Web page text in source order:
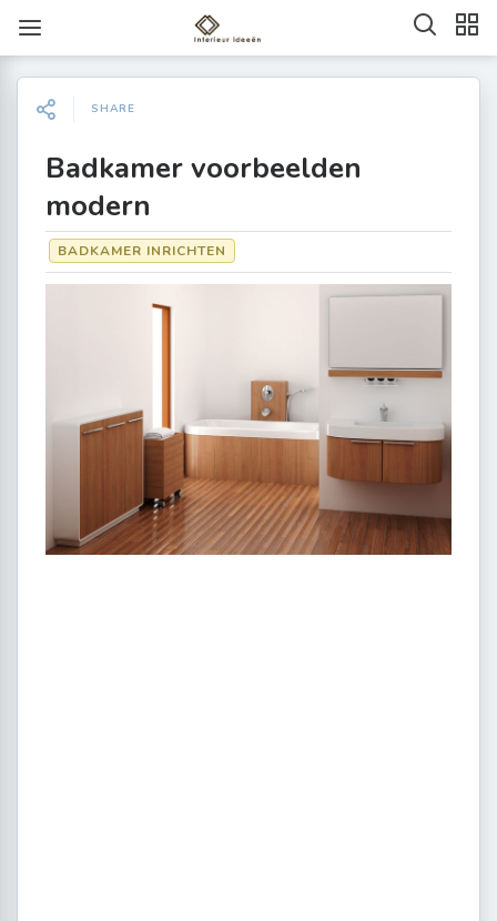
SHARE
Badkamer voorbeelden
modern
BADKAMER INRICHTEN